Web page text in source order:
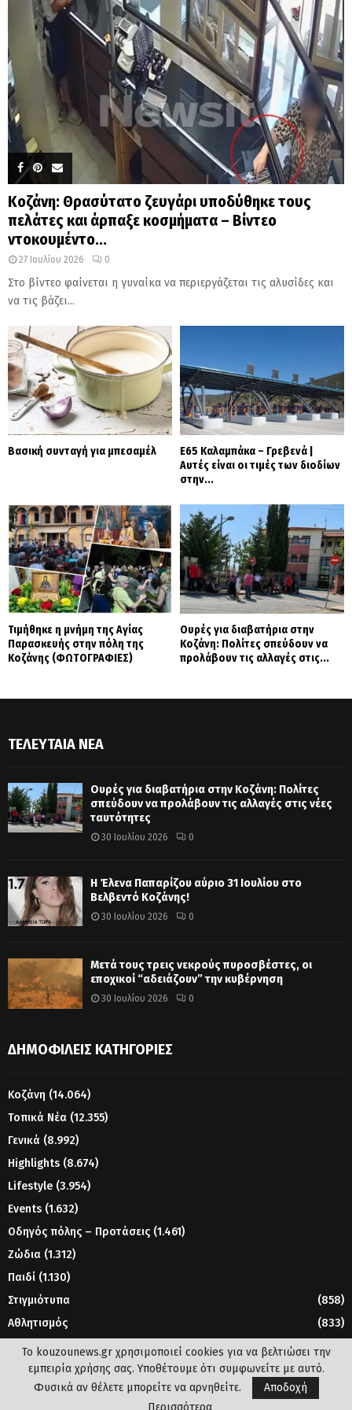
Κοζάνη: Θρασύτατο ζευγάρι υποδύθηκε τους
πελάτες και άρπαξε κοσμήματα – Βίντεο
ντοκουμέντο...
27 Ιουλίου 2026 0
Στο βίντεο φαίνεται η γυναίκα να περιεργάζεται τις αλυσίδες και
να τις βάζει...
Βασική συνταγή για μπεσαμέλ
Ε65 Καλαμπάκα – Γρεβενά |
Αυτές είναι οι τιμές των διοδίων
στην...
Τιμήθηκε η μνήμη της Αγίας
Παρασκευής στην πόλη της
Κοζάνης (ΦΩΤΟΓΡΑΦΙΕΣ)
Ουρές για διαβατήρια στην
Κοζάνη: Πολίτες σπεύδουν να
προλάβουν τις αλλαγές στις...
ΤΕΛΕΥΤΑΊΑ ΝΈΑ
Ουρές για διαβατήρια στην Κοζάνη: Πολίτες
σπεύδουν να προλάβουν τις αλλαγές στις νέες
ταυτότητες
30 Ιουλίου 2026 0
Η Έλενα Παπαρίζου αύριο 31 Ιουλίου στο
Βελβεντό Κοζάνης!
30 Ιουλίου 2026 0
Μετά τους τρεις νεκρούς πυροσβέστες, οι
εποχικοί “αδειάζουν” την κυβέρνηση
30 Ιουλίου 2026 0
ΔΗΜΟΦΙΛΕΊΣ ΚΑΤΗΓΟΡΊΕΣ
Κοζάνη (14.064)
Τοπικά Νέα (12.355)
Γενικά (8.992)
Highlights (8.674)
Lifestyle (3.954)
Events (1.632)
Οδηγός πόλης – Προτάσεις (1.461)
Ζώδια (1.312)
Παιδί (1.130)
Στιγμιότυπα
(858)
Αθλητισμός
(833)
Γυναίκα
© 2023 - www.kouzounews.gr
Το kouzounews.gr χρησιμοποιεί cookies για να βελτιώσει την
εμπειρία χρήσης σας. Υποθέτουμε ότι συμφωνείτε με αυτό.
Φυσικά αν θέλετε μπορείτε να αρνηθείτε.
Αποδοχή
Περισσότερα